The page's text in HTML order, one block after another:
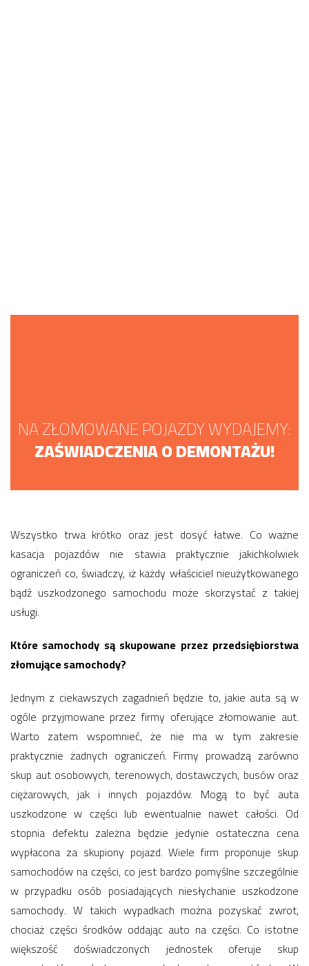
NA ZŁOMOWANE POJAZDY WYDAJEMY:
ZAŚWIADCZENIA O DEMONTAŻU!
Wszystko trwa krótko oraz jest dosyć łatwe. Co ważne
kasacja pojazdów nie stawia praktycznie jakichkolwiek
ograniczeń co, świadczy, iż każdy właściciel nieużytkowanego
bądź uszkodzonego samochodu może skorzystać z takiej
usługi.
Które samochody są skupowane przez przedsiębiorstwa
złomujące samochody?
Jednym z ciekawszych zagadnień będzie to, jakie auta są w
ogóle przyjmowane przez firmy oferujące złomowanie aut.
Warto zatem wspomnieć, że nie ma w tym zakresie
praktycznie żadnych ograniczeń. Firmy prowadzą zarówno
skup aut osobowych, terenowych, dostawczych, busów oraz
ciężarowych, jak i innych pojazdów. Mogą to być auta
uszkodzone w części lub ewentualnie nawet całości. Od
stopnia defektu zależna będzie jedynie ostateczna cena
wypłacona za skupiony pojazd. Wiele firm proponuje skup
samochodów na części, co jest bardzo pomyślne szczególnie
w przypadku osób posiadających niesłychanie uszkodzone
samochody. W takich wypadkach można pozyskać zwrot,
chociaż części środków oddając auto na części. Co istotne
większość doświadczonych jednostek oferuje skup